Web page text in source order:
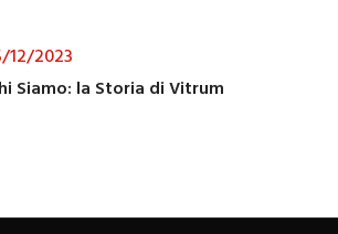
12/2023
Siamo: la Storia di Vitrum